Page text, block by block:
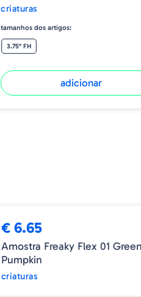
criaturas
tamanhos dos artigos:
3.75" FH
adicionar
€ 6.65
Amostra Freaky Flex 01 Green
Pumpkin
criaturas